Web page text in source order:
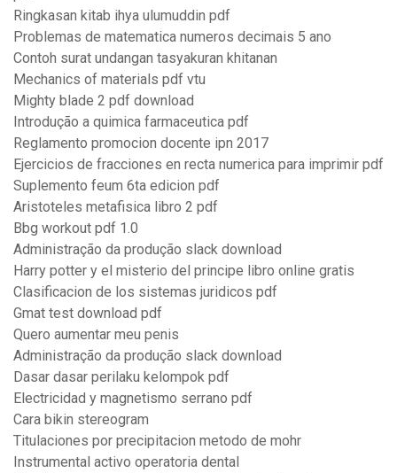
Ringkasan kitab ihya ulumuddin pdf
Problemas de matematica numeros decimais 5 ano
Contoh surat undangan tasyakuran khitanan
Mechanics of materials pdf vtu
Mighty blade 2 pdf download
Introdução a quimica farmaceutica pdf
Reglamento promocion docente ipn 2017
Ejercicios de fracciones en recta numerica para imprimir pdf
Suplemento feum 6ta edicion pdf
Aristoteles metafisica libro 2 pdf
Bbg workout pdf 1.0
Administração da produção slack download
Harry potter y el misterio del principe libro online gratis
Clasificacion de los sistemas juridicos pdf
Gmat test download pdf
Quero aumentar meu penis
Administração da produção slack download
Dasar dasar perilaku kelompok pdf
Electricidad y magnetismo serrano pdf
Cara bikin stereogram
Titulaciones por precipitacion metodo de mohr
Instrumental activo operatoria dental